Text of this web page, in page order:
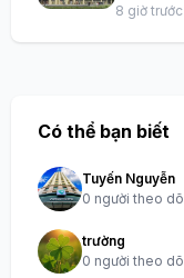
8 giờ trước
Có thể bạn biết
Tuyến Nguyễn
0 người theo
trường
0 người theo